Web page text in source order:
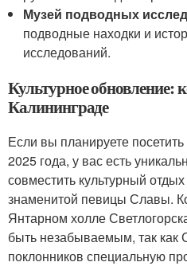
Музей подводных
подводные находки и
исследований.
Культурное обновление:
Калининграде
Если вы планируете
2025 года, у вас есть
совместить культурный
знаменитой певицы Славы.
Янтарном холле
быть незабываемым, так как
поклонников специальную